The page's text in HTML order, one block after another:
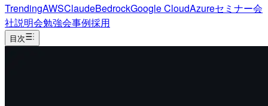
TrendingAWSClaudeBedrockGoogle CloudAzureセミナー会
社説明会勉強会事例採用
目次